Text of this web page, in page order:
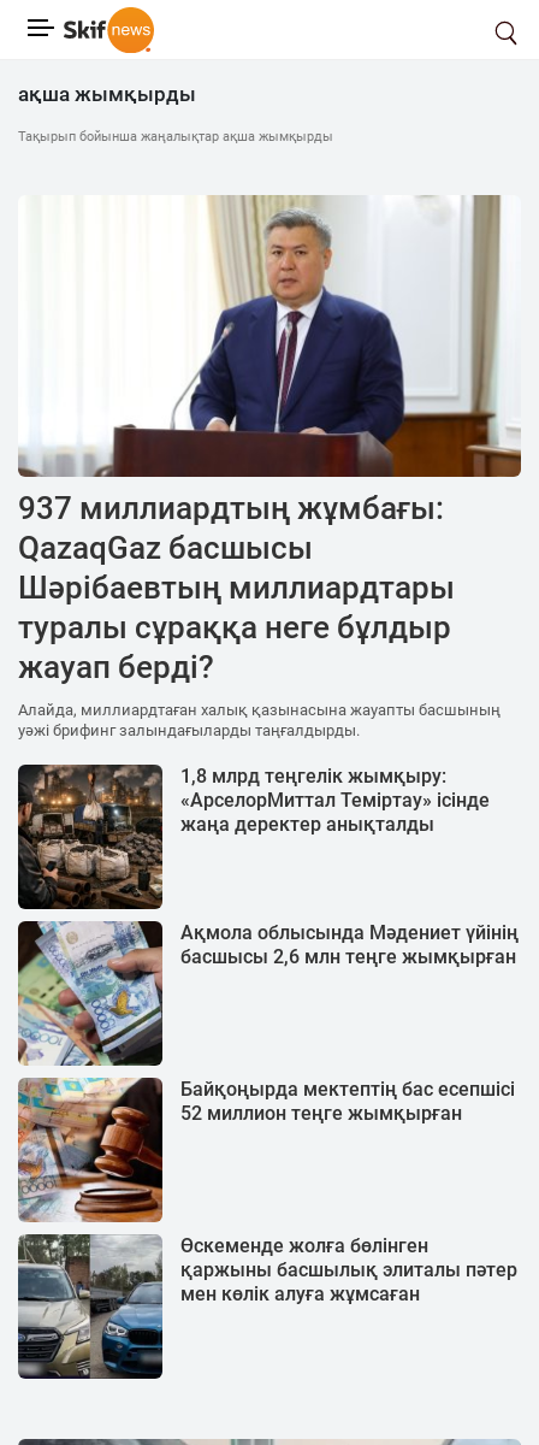
ақша жымқырды
Тақырып бойынша жаңалықтар ақша жымқырды
937 миллиардтың жұмбағы:
QazaqGaz басшысы
Шәрібаевтың миллиардтары
туралы сұраққа неге бұлдыр
жауап берді?
Алайда, миллиардтаған халық қазынасына жауапты басшының
уәжі брифинг залындағыларды таңғалдырды.
1,8 млрд теңгелік жымқыру:
«АрселорМиттал Теміртау» ісінде
жаңа деректер анықталды
Ақмола облысында Мәдениет үйінің
басшысы 2,6 млн теңге жымқырған
Байқоңырда мектептің бас есепшісі
52 миллион теңге жымқырған
Өскеменде жолға бөлінген
қаржыны басшылық элиталы пәтер
мен көлік алуға жұмсаған